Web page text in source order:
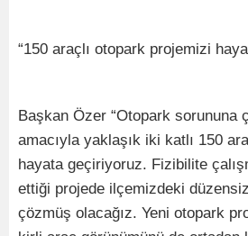
“150 araçlı otopark projemizi
Başkan Özer “Otopark sorununa
amacıyla yaklaşık iki katlı 150
hayata geçiriyoruz. Fizibilite
ettiği projede ilçemizdeki
çözmüş olacağız. Yeni otopark